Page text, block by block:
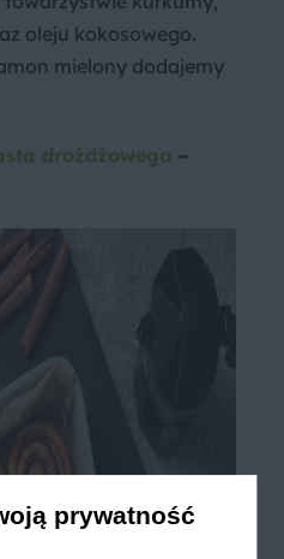
oleju kokosowego.
mielony dodajemy
drożdżowego –
prywatność